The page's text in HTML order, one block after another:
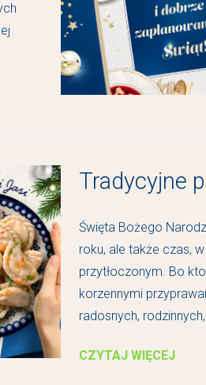
Tradycyjne
Święta Bożego
roku, ale także czas,
przytłoczonym. Bo
korzennymi
radosnych,
CZYTAJ WIĘCEJ